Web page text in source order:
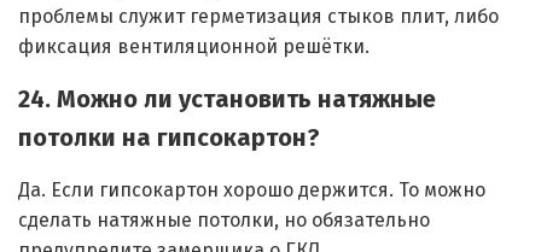
проблемы служит герметизация стыков плит, либо
фиксация вентиляционной решётки.
24. Можно ли установить натяжные
потолки на гипсокартон?
Да. Если гипсокартон хорошо держится. То можно
сделать натяжные потолки, но обязательно